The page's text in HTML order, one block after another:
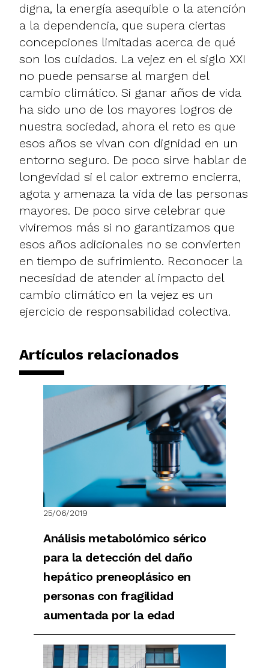
digna, la energía asequible o la atención
a la dependencia, que supera ciertas
concepciones limitadas acerca de qué
son los cuidados. La vejez en el siglo XXI
no puede pensarse al margen del
cambio climático. Si ganar años de vida
ha sido uno de los mayores logros de
nuestra sociedad, ahora el reto es que
esos años se vivan con dignidad en un
entorno seguro. De poco sirve hablar de
longevidad si el calor extremo encierra,
agota y amenaza la vida de las personas
mayores. De poco sirve celebrar que
viviremos más si no garantizamos que
esos años adicionales no se convierten
en tiempo de sufrimiento. Reconocer la
necesidad de atender al impacto del
cambio climático en la vejez es un
ejercicio de responsabilidad colectiva.
Artículos relacionados
25/06/2019
Análisis metabolómico sérico
para la detección del daño
hepático preneoplásico en
personas con fragilidad
aumentada por la edad